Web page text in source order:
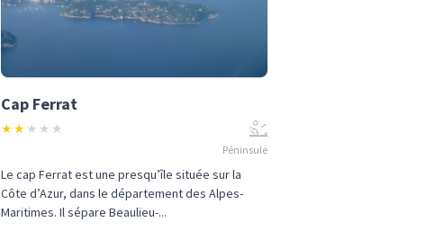
Cap Ferrat
★★ ★ ★ ★
Péninsule
Le cap Ferrat est une presqu’île située sur la
Côte d’Azur, dans le département des Alpes-
Maritimes. Il sépare Beaulieu-...